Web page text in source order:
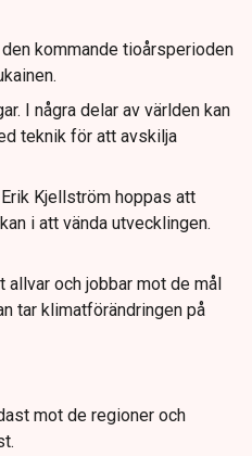
kommande tioårsperioden
I några delar av världen kan
teknik för att avskilja
Kjellström hoppas att
i att vända utvecklingen.
och jobbar mot de mål
tar klimatförändringen på
mot de regioner och